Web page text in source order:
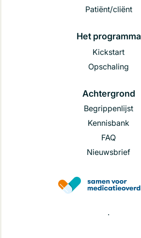
Patiënt/cliënt
Het programma
Kickstart
Opschaling
Achtergrond
Begrippenlijst
Kennisbank
FAQ
Nieuwsbrief
.